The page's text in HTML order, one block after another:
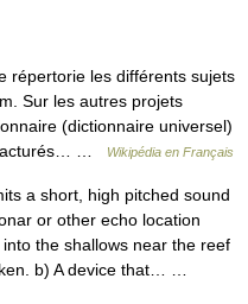
répertorie les différents sujets
Sur les autres projets
(dictionnaire universel)
…
Wikipédia en Français
a short, high pitched sound
or other echo location
the shallows near the reef
b) A device that… …